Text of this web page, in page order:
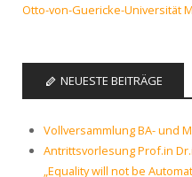
Otto-von-Guericke-Universität
NEUESTE BEITRÄGE
Vollversammlung BA- und
Antrittsvorlesung Prof.in
„Equality will not be